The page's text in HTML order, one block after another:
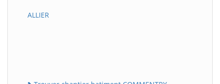
ALLIER